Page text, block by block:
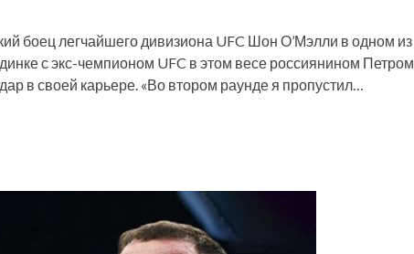
боец легчайшего дивизиона UFC Шон О’Мэлли в одном из
с экс-чемпионом UFC в этом весе россиянином Петром
в своей карьере. «Во втором раунде я пропустил…